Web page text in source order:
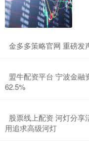
金多多策略官网 重磅发
盟牛配资平台 宁波金融
62.5%
股票线上配资 河灯分享
用追求高级河灯